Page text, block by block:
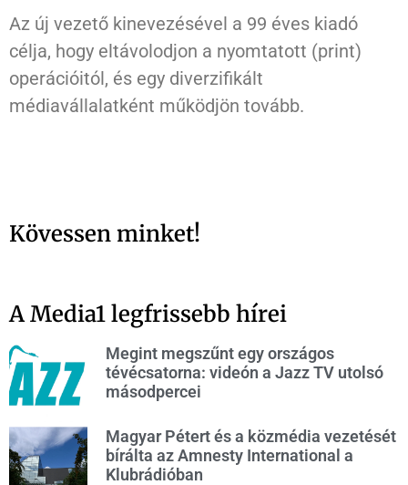
Az új vezető kinevezésével a 99 éves kiadó
célja, hogy eltávolodjon a nyomtatott (print)
operációitól, és egy diverzifikált
médiavállalatként működjön tovább.
Kövessen minket!
A Media1 legfrissebb hírei
Megint megszűnt egy országos
tévécsatorna: videón a Jazz TV utolsó
másodpercei
Magyar Pétert és a közmédia vezetését
bírálta az Amnesty International a
Klubrádióban